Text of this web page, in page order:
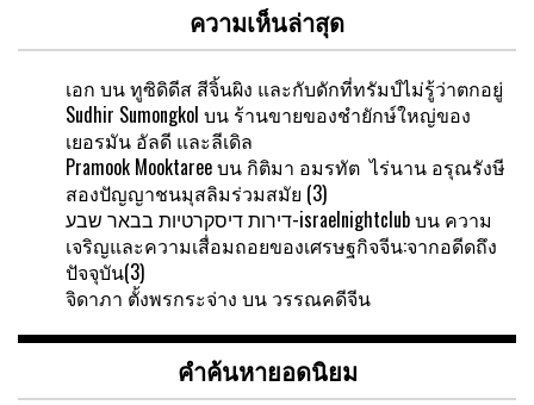
ความเห็นล่าสุด
เอก บนทูซิดิดีส สีจิ้นผิง และกับดักที่ทรัมป์ไม่รู้ว่าตกอยู่
Sudhir Sumongkol บน ร้านขายของชำยักษ์ใหญ่ของ
เยอรมัน อัลดี และลีเดิล
Pramook Mooktareeบน กิติมา อมรทัต ไร่นาน อรุณรังษี
สองปัญญาชนมุสลิมร่วมสมัย (3)
דירות דיסקרטיות בבאר שבע-israelnightclubบน ความ
เจริญและความเสื่อมถอยของเศรษฐกิจจีน:จากอดีดถึง
ปัจจุบัน(3)
จิดาภา ตั้งพรกระจ่าง บน วรรณคดีจีน
คำค้นหายอดนิยม